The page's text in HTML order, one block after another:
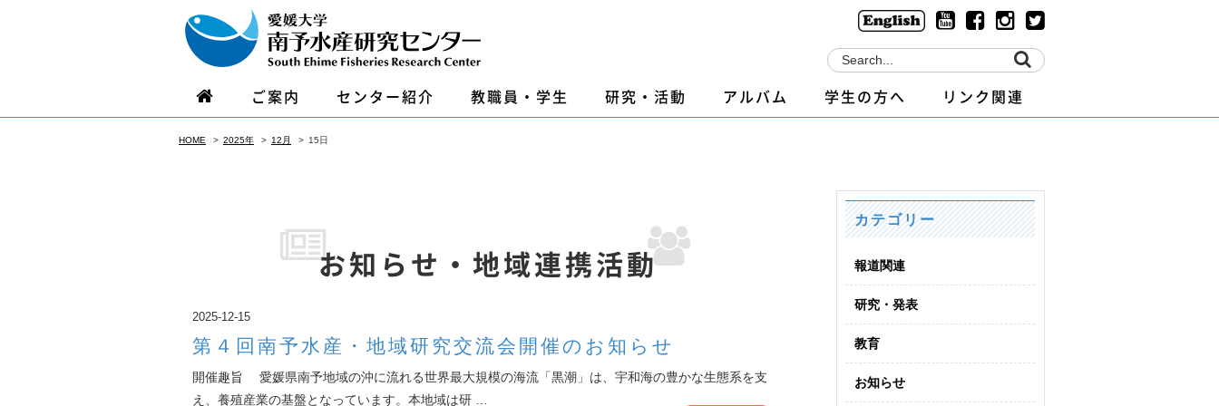
ご案内 センター紹介 教職員・学生 研究・活動 アルバム 学生の方へ リンク関連
HOME 2025年 12月 15日
お知らせ・地域連携活動
2025-12-15
第４回南予水産・地域研究交流会開催のお知らせ
開催趣旨 愛媛県南予地域の沖に流れる世界最大規模の海流「黒潮」は、宇和海の豊かな生態系を支
え、養殖産業の基盤となっています。本地域は研 …
カテゴリー
報道関連
研究・発表
教育
お知らせ